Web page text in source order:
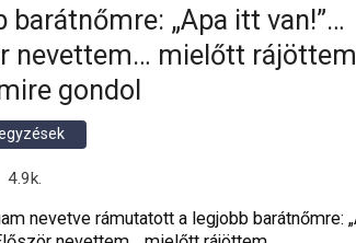
barátnőmre: „Apa itt van!”…
nevettem… mielőtt rájöttem
gondol
4.9k.
nevetve rámutatott a legjobb barátnőmre: